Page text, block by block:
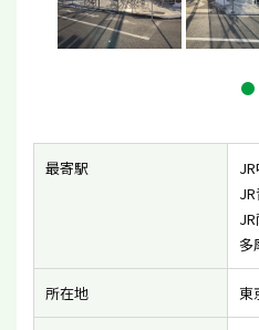
最寄駅
多
所在地 東